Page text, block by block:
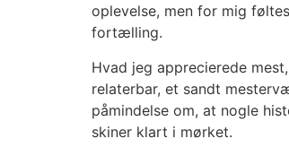
oplevelse, men for mig
fortælling.
Hvad jeg apprecierede
relaterbar, et sandt
påmindelse om, at nogle
skiner klart i mørket.